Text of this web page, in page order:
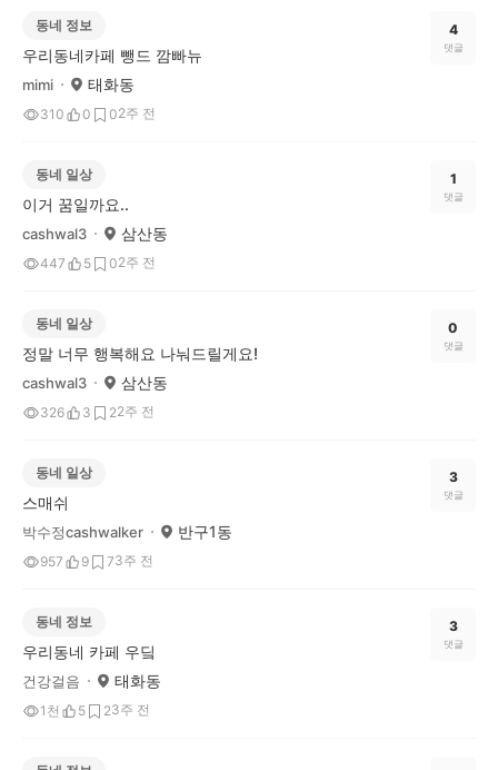
동네 정보
우리동네카페 뺑드 깜빠뉴
mimi 태화동
310 0 02주 전
4
댓글
동네 일상
이거 꿈일까요..
cashwal3 삼산동
447 5 02주 전
1
댓글
동네 일상
정말 너무 행복해요 나눠드릴게요!
cashwal3 삼산동
326 3 22주 전
0
댓글
동네 일상
스매쉬
박수정cashwalker 반구1동
957 9 73주 전
3
댓글
동네 정보
우리동네 카페 우딬
건강걸음 태화동
1천 5 23주 전
3
댓글